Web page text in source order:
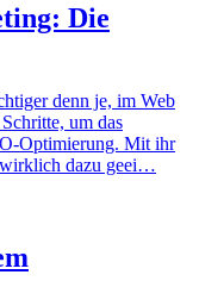
Die
denn je, im Web
um das
Optimierung. Mit ihr
wirklich dazu geei…